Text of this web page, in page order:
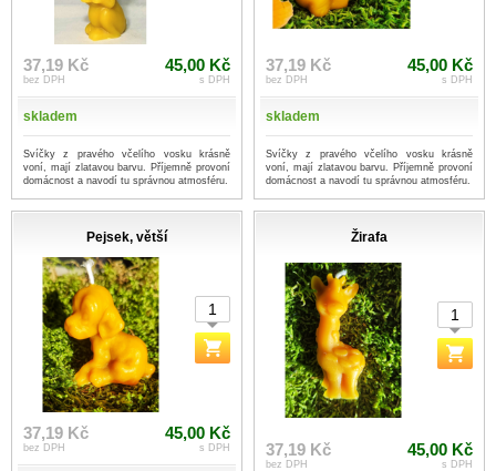
37,19 Kč
bez DPH
45,00 Kč
s DPH
skladem
Svíčky z pravého včelího vosku krásně
voní, mají zlatavou barvu. Příjemně provoní
domácnost a navodí tu správnou atmosféru.
37,19 Kč
bez DPH
45,00 Kč
s DPH
skladem
Svíčky z pravého včelího vosku krásně
voní, mají zlatavou barvu. Příjemně provoní
domácnost a navodí tu správnou atmosféru.
Pejsek, větší
37,19 Kč
bez DPH
45,00 Kč
s DPH
Žirafa
37,19 Kč
bez DPH
45,00 Kč
s DPH